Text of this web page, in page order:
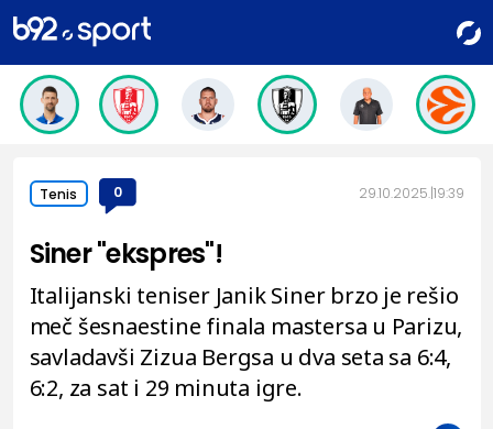
Tenis 0 29.10.2025. 19:39
Siner "ekspres"!
Italijanski teniser Janik Siner brzo je rešio
meč šesnaestine finala mastersa u Parizu,
savladavši Zizua Bergsa u dva seta sa 6:4,
6:2, za sat i 29 minuta igre.